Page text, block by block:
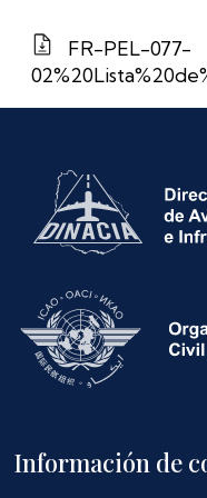
FR-PEL-077-
Información de